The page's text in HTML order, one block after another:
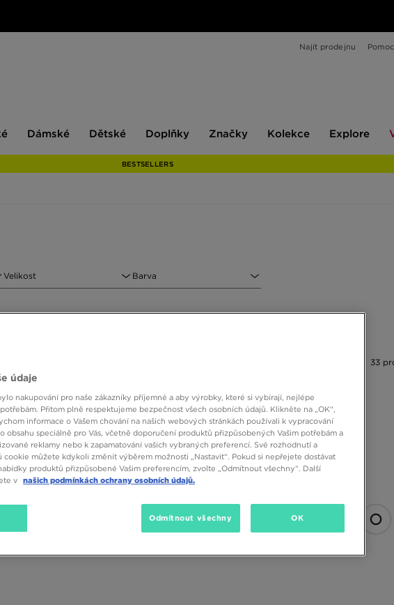
Najít prodejnu Pomoc
Dámské Dětské Doplňky Značky Kolekce Explore
BESTSELLERS
Velikost Barva
33
údaje
nakupování pro naše zákazníky příjemné a aby výrobky, které si vybírají, nejlépe
Přitom plně respektujeme bezpečnost všech osobních údajů. Klikněte na „OK“,
informace o Vašem chování na našich webových stránkách používali k vypracování
obsahu speciálně pro Vás, včetně doporučení produktů přizpůsobených Vašim potřebám a
reklamy nebo k zapamatování vašich vybraných preferencí. Své rozhodnutí a
cookie můžete kdykoli změnit výběrem možnosti „Nastavit“. Pokud si nepřejete dostávat
produktů přizpůsobené Vašim preferencím, zvolte „Odmítnout všechny“. Další
v našich podmínkách ochrany osobních údajů.
Odmítnout všechny OK